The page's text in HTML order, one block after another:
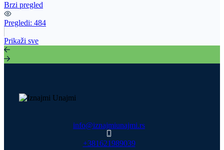
Brzi pregled
Pregledi: 484
Prikaži sve
info@iznajmiunajmi.rs
+381621989039